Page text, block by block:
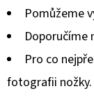
Pomůžeme
Doporučíme
Pro co
fotografii nožky.